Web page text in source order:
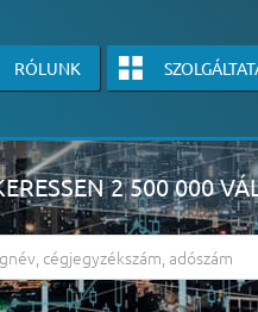
RÓLUNK
2 500 000